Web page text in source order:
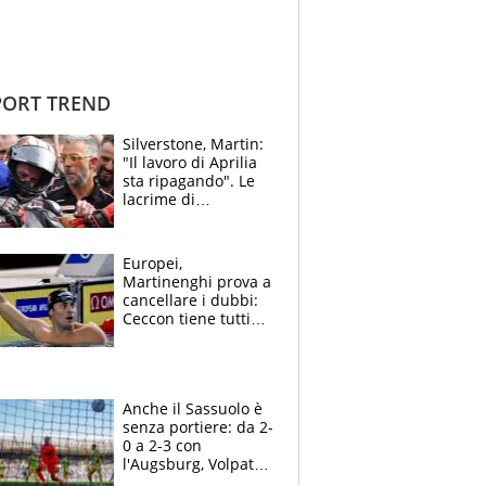
TREND
Silverstone, Martin:
"Il lavoro di Aprilia
sta ripagando". Le
lacrime di
la gara domani"
Europei,
Martinenghi prova a
cancellare i dubbi:
Ceccon tiene tutti
Anche il Sassuolo è
senza portiere: da 2-
0 a 2-3 con
l'Augsburg, Volpato